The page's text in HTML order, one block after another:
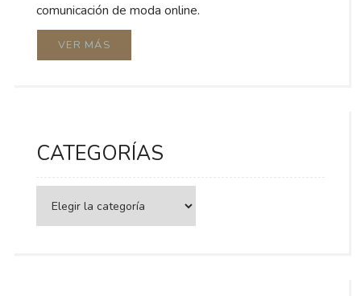
comunicación de moda online.
VER MÁS
CATEGORÍAS